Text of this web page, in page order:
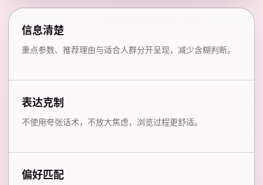
信息清楚
重点参数、推荐理由与适合人群分开呈现，减少含糊判断。
表达克制
不使用夸张话术，不放大焦虑，浏览过程更舒适。
偏好匹配